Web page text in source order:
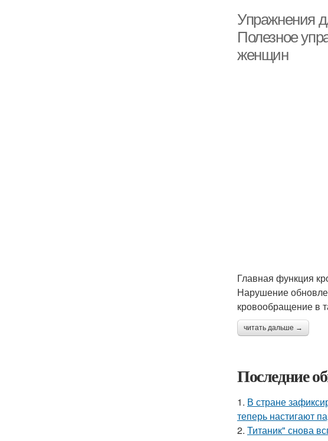
Упражнения
Полезное
женщин
Главная функция
Нарушение
кровообращение в
читать дальше →
Последние
1. В стране
теперь настигают
2. Титаник" снова